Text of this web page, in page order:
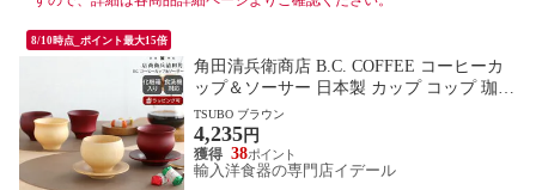
8/10時点_ポイント最大15倍
角田清兵衛商店 B.C. COFFEE コーヒーカ
ップ＆ソーサー 日本製 カップ コップ 珈琲
食洗機対応 ギフト 結婚祝い プレゼント 贈
り物 【食器 カトラリー】【ギフト】
TSUBO ブラウン
4,235円
38
輸入洋食器の専門店イデール